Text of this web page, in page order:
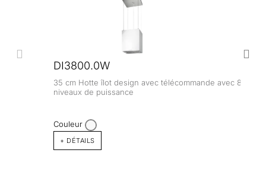
DI3800.0W
35 cm Hotte îlot design avec télécommande avec 8
niveaux de puissance
Couleur
+ DÉTAILS